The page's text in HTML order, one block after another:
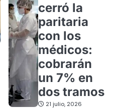
cerró la
paritaria
con los
médicos:
cobrarán
un 7% en
dos tramos
21 julio, 2026